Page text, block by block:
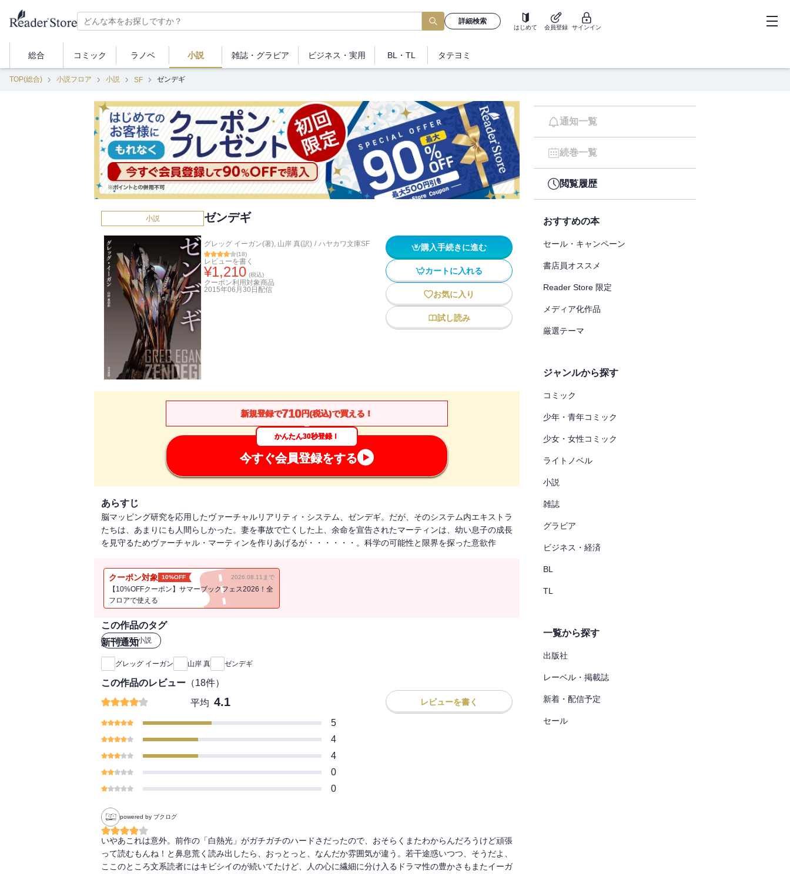
詳細検索
はじめて 会員登録 サインイン
総合 コミック ラノベ 小説 雑誌・ グラビア ビジネス ・実用 BL・TL タテヨミ
TOP(総合) 小説フロア 小説 SF ゼンデギ
小説 ゼンデギ
グレッグ イーガン(著), 山岸 真(訳) / ハヤカワ文庫SF
(18)
レビューを書く
¥1,210 (税込)
クーポン利用対象商品
2015年06月30日 配信
購入手続きに進む
カートに入れる
お気に入り
試し読み
新規登録で710円(税込)で買える！
かんたん30秒登録！
今すぐ会員登録をする
あらすじ
脳マッピング研究を応用したヴァーチャルリアリティ・システム、ゼンデギ。だが、そのシステム内エキストラ
たちは、あまりにも人間らしかった。妻を事故で亡くした上、余命を宣告されたマーティンは、幼い息子の成長
を見守るためヴァーチャル・マーティンを作りあげるが・・・・・・。科学の可能性と限界を探った意欲作
クーポン対象 10%OFF 2026.08.11まで
【10%OFFクーポン】サマーブックフェス2026！全
フロアで使える
この作品のタグ
#海外SF小説
新刊通知
グレッグ イーガン 山岸 真 ゼンデギ
この作品のレビュー （18件）
平均 4.1 レビューを書く
5
4
4
0
0
powered by ブクログ
いやあこれは意外。前作の「白熱光」がガチガチのハードさだったので、おそらくまたわからんだろうけど頑張
って読むもんね！と鼻息荒く読み出したら、おっとっと、なんだか雰囲気が違う。若干途惑いつつ、そうだよ、
ここのところ文系読者にはキビシイのが続いてたけど、人の心に繊細に分け入るドラマ性の豊かさもまたイーガ
通知一覧
続巻一覧
閲覧履歴
おすすめの本
セール・キャンペーン
書店員オススメ
Reader Store 限定
メディア化作品
厳選テーマ
ジャンルから探す
コミック
少年・青年コミック
少女・女性コミック
ライトノベル
小説
雑誌
グラビア
ビジネス・経済
BL
TL
一覧から探す
出版社
レーベル・掲載誌
新着・配信予定
セール